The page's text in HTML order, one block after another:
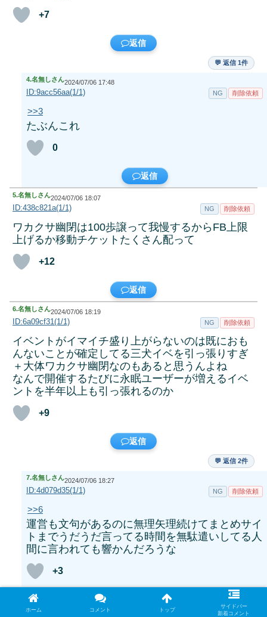
+7
返信
💬 返信 1件
4.名無しさん2024/07/06 17:48
ID:9acc56aa(1/1) NG 削除依頼
>>3
たぶんこれ
0
返信
5.名無しさん2024/07/06 18:07
ID:438c821a(1/1) NG 削除依頼
ワカクサ幽閉は100歩譲って我慢するからFB上限
上げるか移動チケットたくさん配って
+12
返信
6.名無しさん2024/07/06 18:19
ID:6a09cf31(1/1) NG 削除依頼
イベントがイマイチ盛り上がらないのは既におも
んないことが確定してる三犬イベを引っ張りすぎ
＋大体ワカクサ幽閉なのもあると思うんよね
なんで開催するたびに永眠ユーザーが増えるイベ
ントを半年以上も引っ張れるのか
+9
返信
💬 返信 2件
7.名無しさん2024/07/06 18:27
ID:4d079d35(1/1) NG 削除依頼
>>6
運営も文句があるのに無理矢理続けてまとめサイ
トまでうだうだ言ってる時間を無駄遣いしてる人
間に言われても響かんだろうな
+3
ホーム コメント トップ
サイドバー
新着コメント